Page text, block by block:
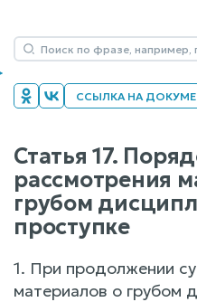
ССЫЛКА НА
Статья 17.
рассмотрения
грубом
проступке
1. При продолжении
материалов о грубом